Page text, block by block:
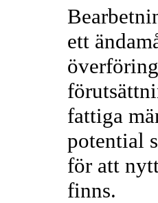
ett
fattiga
potential
för att
finns.